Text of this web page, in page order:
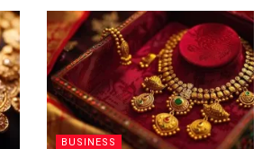
BUSINESS